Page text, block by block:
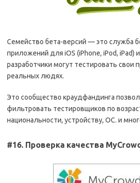
Семейство бета-версий — это служба
приложений для iOS (iPhone, iPod, iPad)
разработчики могут тестировать свои
реальных людях.
Это сообщество краудфандинга
фильтровать тестировщиков по
национальности, устройству, ОС. и
#16. Проверка качества